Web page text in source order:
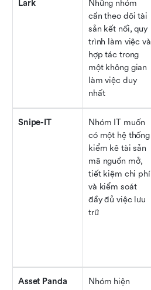
Lark
Những nhóm
cần theo dõi tài
sản kết nối, quy
trình làm việc và
hợp tác trong
một không gian
làm việc duy
nhất
Snipe-IT
Nhóm IT muốn
có một hệ thống
kiểm kê tài sản
mã nguồn mở,
tiết kiệm chi phí
và kiểm soát
đầy đủ việc lưu
trữ
Asset Panda
Nhóm hiện